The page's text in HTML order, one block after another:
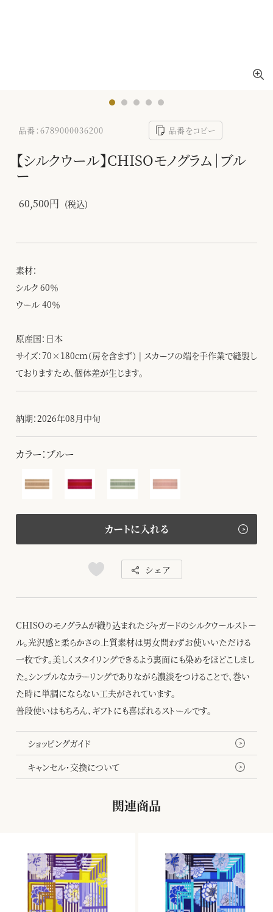
品番：6789000036200 品番をコピー
【シルクウール】CHISOモノグラム｜ブル
ー
60,500円 (税込)
素材：
シルク 60％
ウール 40％
原産国：日本
サイズ：70×180cm（房を含まず） | スカーフの端を手作業で縫製し
ておりますため、個体差が生じます。
納期：2026年08月中旬
カラー：ブルー
カートに入れる
シェア
CHISOのモノグラムが織り込まれたジャガードのシルクウールストー
ル。光沢感と柔らかさの上質素材は男女問わずお使いいただける
一枚です。美しくスタイリングできるよう裏面にも染めをほどこしまし
た。シンプルなカラーリングでありながら濃淡をつけることで、巻い
た時に単調にならない工夫がされています。
普段使いはもちろん、ギフトにも喜ばれるストールです。
ショッピングガイド
キャンセル・交換について
関連商品